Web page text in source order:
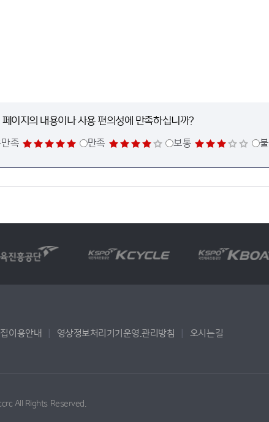
페이지의 내용이나 사용 편의성에 만족하십니까?
족
만족 보통
이용안내 영상정보처리기기운영.관리방침 오시는길
All Rights Reserved.